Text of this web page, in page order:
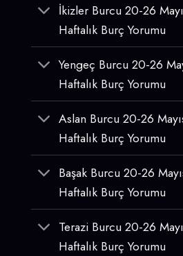
İkizler Burcu 20-26
Haftalık Burç Yorumu
Yengeç Burcu 20-26
Haftalık Burç Yorumu
Aslan Burcu 20-26
Haftalık Burç Yorumu
Başak Burcu 20-26
Haftalık Burç Yorumu
Terazi Burcu 20-26
Haftalık Burç Yorumu